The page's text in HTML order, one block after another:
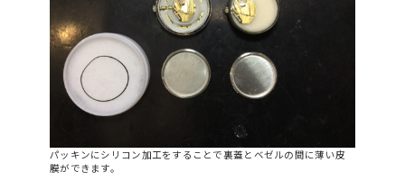
パッキンにシリコン加工をすることで裏蓋とベゼルの間に薄い皮
膜ができます。